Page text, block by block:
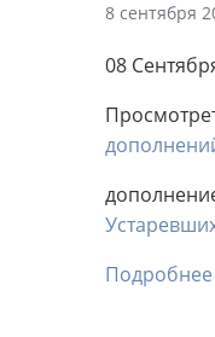
8 сентября
08